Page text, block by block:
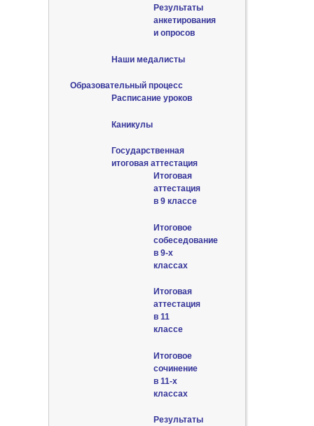
Результаты
анкетирования
и опросов
Наши медалисты
Образовательный процесс
Расписание уроков
Каникулы
Государственная
итоговая аттестация
Итоговая
аттестация
в 9 классе
Итоговое
собеседование
в 9-х
классах
Итоговая
аттестация
в 11
классе
Итоговое
сочинение
в 11-х
классах
Результаты